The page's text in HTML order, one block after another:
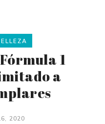
1
a
2020